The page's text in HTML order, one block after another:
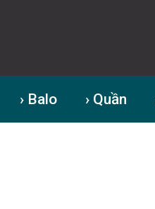
› Balo › Quần